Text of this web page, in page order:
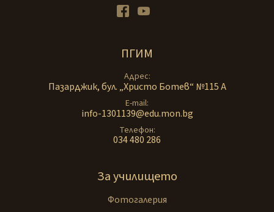
За училището
Фотогалерия
ПГИМ
Адрес
Пазарджик, бул. „Христо Ботев“ №115 А
E-mail
info-1301139@edu.mon.bg
Телефон
034 480 286
Facebook